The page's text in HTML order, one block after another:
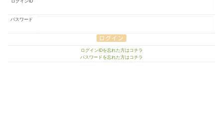
パスワード
ログインIDを忘れた方はコチラ
パスワードを忘れた方はコチラ